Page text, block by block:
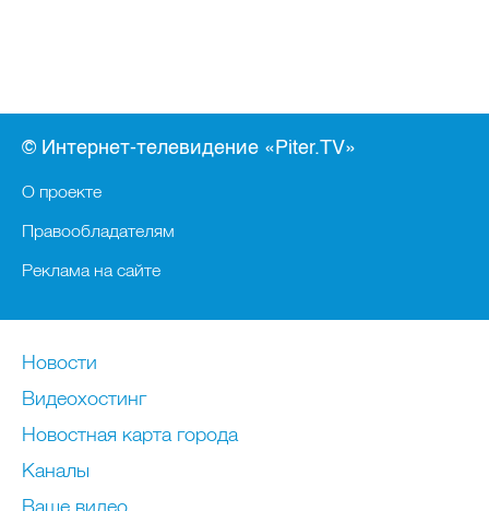
© Интернет-телевидение «Piter.TV»
О проекте
Правообладателям
Реклама на сайте
Новости
Видеохостинг
Новостная карта города
Каналы
Ваше видео